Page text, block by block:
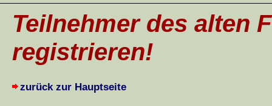
Teilnehmer des alten
registrieren!
zurück zur Hauptseite